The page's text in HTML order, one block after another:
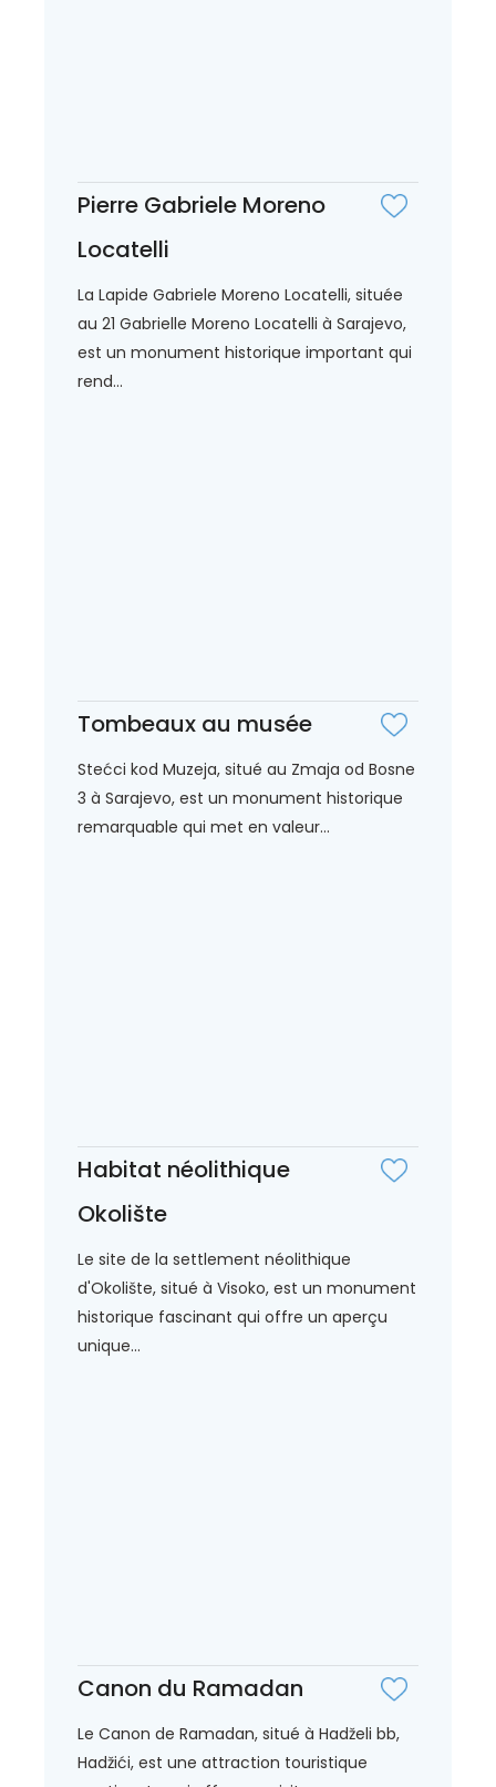
Pierre Gabriele Moreno
Locatelli
La Lapide Gabriele Moreno Locatelli, située
au 21 Gabrielle Moreno Locatelli à Sarajevo,
est un monument historique important qui
rend...
Tombeaux au musée
Stećci kod Muzeja, situé au Zmaja od Bosne
3 à Sarajevo, est un monument historique
remarquable qui met en valeur...
Habitat néolithique
Okolište
Le site de la settlement néolithique
d'Okolište, situé à Visoko, est un monument
historique fascinant qui offre un aperçu
unique...
Canon du Ramadan
Le Canon de Ramadan, situé à Hadželi bb,
Hadžići, est une attraction touristique